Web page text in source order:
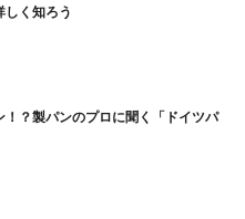
く知ろう
？製パンのプロに聞く「ドイツパ